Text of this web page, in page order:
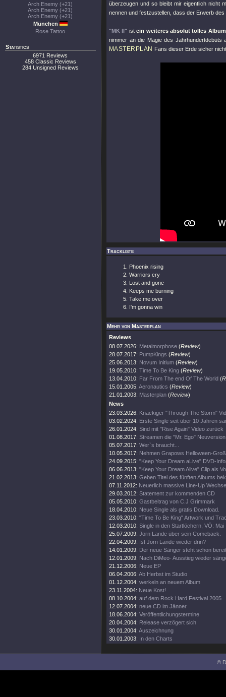
Arch Enemy (+21)
Arch Enemy (+21)
Arch Enemy (+21)
München
Rose Tattoo
Statistics
6971 Reviews
458 Classic Reviews
284 Unsigned Reviews
überzeugen und so bleibt mir eigentlich nicht
nennen und festzustellen, dass der Erwerb
"MK II" istein weiteres absolut tolles
nimmer an die Magie des
MASTERPLAN Fans dieser Erde sicher
Trackliste
Phoenix rising
Warriors cry
Lost and gone
Keeps me burning
Take me over
I'm gonna win
Mehr von Masterplan
Reviews
08.07.2026: Metalmorphose (Review)
28.07.2017: PumpKings (Review)
25.06.2013: Novum Initium (Review)
19.05.2010: Time To Be King (Review)
13.04.2010: Far From The end Of The World (
15.01.2005: Aeronautics (Review)
21.01.2003: Masterplan (Review)
News
23.03.2026: Knackiger "Through The Storm"
03.02.2024: Erste Single seit über 10 Jahren
26.01.2024: Sind mit "Rise Again" Video zurück
01.08.2017: Streamen die "Mr. Ego" Neuversion
05.07.2017: Wer`s braucht...
10.05.2017: Nehmen Grapows Helloween-
24.09.2015: "Keep Your Dream aLive" DVD-
06.06.2013: "Keep Your Dream Alive" Clip als
21.02.2013: Geben Titel des fünften Albums
07.11.2012: Neuerlich massive Line-Up
29.03.2012: Statement zur kommenden CD
05.05.2010: Gastbeitrag von C.J Grimmark
18.04.2010: Neue Single als gratis Download.
23.03.2010: "Time To Be King" Artwork und
12.03.2010: Single in den Startlöchern, VÖ: Mai
25.07.2009: Jorn Lande über sein Comeback.
22.04.2009: Ist Jorn Lande wieder drin?
14.01.2009: Der neue Sänger steht schon
12.01.2009: Nach DiMeo- Ausstieg wieder
21.12.2006: Neue EP
06.04.2006: Ab Herbst im Studio
01.12.2004: werkeln an neuem Album
23.11.2004: Neue Kost!
08.10.2004: auf dem Rock Hard Festival 2005
12.07.2004: neue CD im Jänner
18.06.2004: Veröffentlichungstermine
20.04.2004: Release verzögert sich
30.01.2004: Auszeichnung
30.01.2003: In den Charts
©